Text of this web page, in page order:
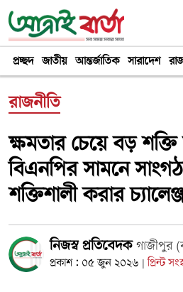
প্রচ্ছদ জাতীয় আন্তর্জাতিক সারাদেশ
রাজনীতি
ক্ষমতার চেয়ে বড়
বিএনপির সামনে
শক্তিশালী করার
নিজস্ব প্রতিবেদকগাজীপুর
প্রকাশ : ০৫ জুন ২০২৬ | প্রিন্ট